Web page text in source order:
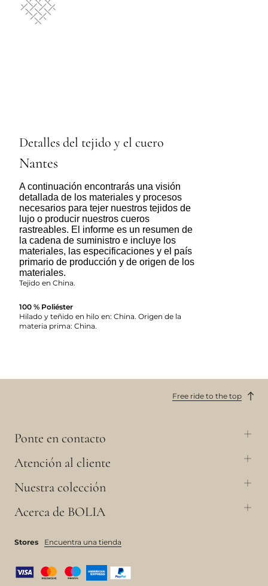
Detalles del tejido y el cuero
Nantes
A continuación encontrarás una visión
detallada de los materiales y procesos
necesarios para tejer nuestros tejidos de
lujo o producir nuestros cueros
rastreables. El informe es un resumen de
la cadena de suministro e incluye los
materiales, las especificaciones y el país
primario de producción y de origen de los
materiales.
Tejido en China.
100 % Poliéster
Hilado y teñido en hilo en: China. Origen de la
materia prima: China.
Free ride to the top
Ponte en contacto
Atención al cliente
Nuestra colección
Acerca de BOLIA
Stores Encuentra una tienda